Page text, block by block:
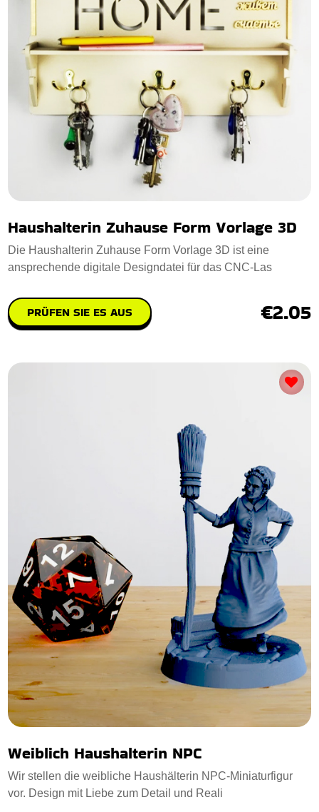
Haushalterin Zuhause Form Vorlage 3D
Die Haushalterin Zuhause Form Vorlage 3D ist eine
ansprechende digitale Designdatei für das CNC-Las
PRÜFEN SIE ES AUS €2.05
Weiblich Haushalterin NPC
Wir stellen die weibliche Haushälterin NPC-Miniaturfigur
vor. Design mit Liebe zum Detail und Reali